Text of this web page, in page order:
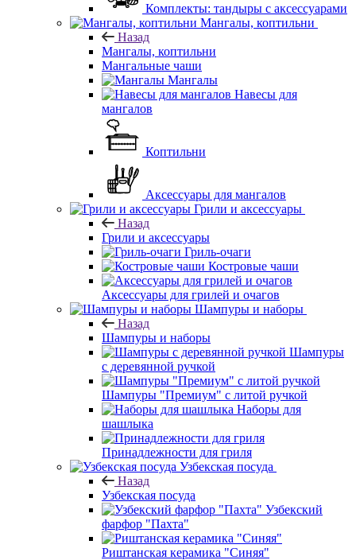
Комплекты: тандыры с аксессуарами
Мангалы, коптильни
Назад
Мангалы, коптильни
Мангальные чаши
Мангалы
Навесы для
мангалов
Коптильни
Аксессуары для мангалов
Грили и аксессуары
Назад
Грили и аксессуары
Гриль-очаги
Костровые чаши
Аксессуары для грилей и очагов
Шампуры и наборы
Назад
Шампуры и наборы
Шампуры
с деревянной ручкой
Шампуры "Премиум" с литой ручкой
Наборы для
шашлыка
Принадлежности для гриля
Узбекская посуда
Назад
Узбекская посуда
Узбекский
фарфор "Пахта"
Риштанская керамика "Синяя"